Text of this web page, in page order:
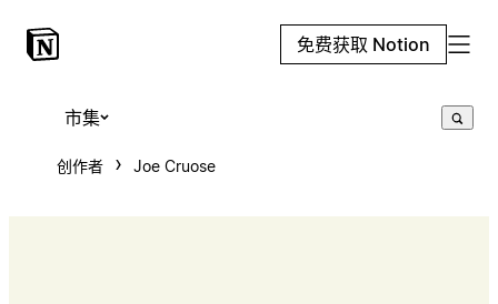
免费获取 Notion
市集
创作者 Joe Cruose